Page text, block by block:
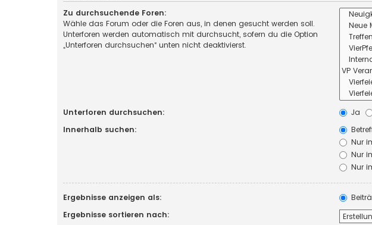
Zu durchsuchende Foren:
Wähle das Forum oder die Foren aus, in denen gesucht werden soll.
Unterforen werden automatisch mit durchsucht, sofern du die Option
„Unterforen durchsuchen“ unten nicht deaktivierst.
Unterforen durchsuchen: Ja
Innerhalb suchen:
Nur
Nur
Nur
Ergebnisse anzeigen als:
Ergebnisse sortieren nach: